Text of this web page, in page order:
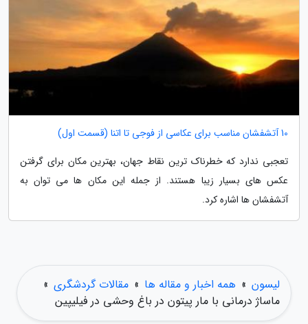
10 آتشفشان مناسب برای عکاسی از فوجی تا اتنا (قسمت اول)
تعجبی ندارد که خطرناک ترین نقاط جهان، بهترین مکان برای گرفتن
عکس های بسیار زیبا هستند. از جمله این مکان ها می توان به
آتشفشان ها اشاره کرد.
لیسون » همه اخبار و مقاله ها » مقالات گردشگری »
ماساژ درمانی با مار پیتون در باغ وحشی در فیلیپین